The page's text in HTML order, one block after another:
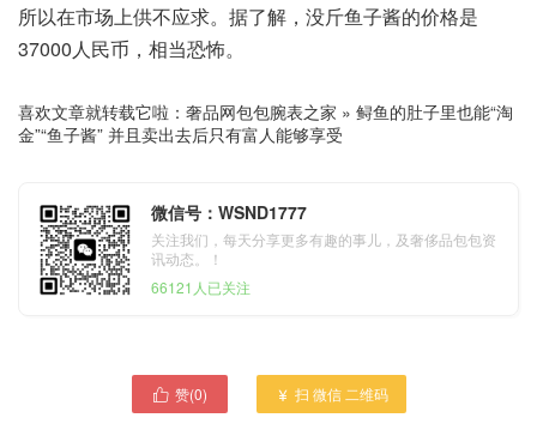
所以在市场上供不应求。据了解，没斤鱼子酱的价格是
37000人民币，相当恐怖。
喜欢文章就转载它啦： 奢品网包包腕表之家 » 鲟鱼的肚子里也能“淘
金”“鱼子酱” 并且卖出去后只有富人能够享受
微信号：WSND1777
关注我们，每天分享更多有趣的事儿，及奢侈品包包资
讯动态。！
66121人已关注
 赞(0)  扫 微信 二维码
朝鲜反美宣传画 大兵给朝鲜